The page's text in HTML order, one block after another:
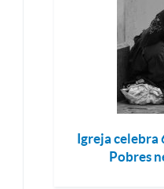
Igreja celebra
Pobres